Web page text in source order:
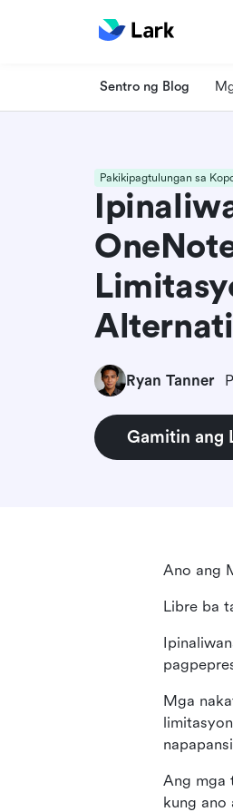
Sentro ng Blog
Pakikipagtulungan sa
Ryan Tanner
Gamitin ang
Ano ang
Libre ba
Mga
Ang mga
kung ano